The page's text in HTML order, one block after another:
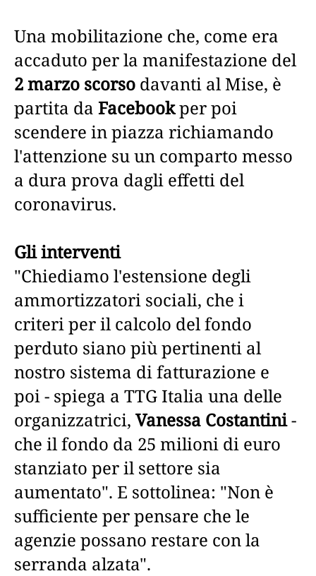
Una mobilitazione che, come era
accaduto per la manifestazione del
2 marzo scorso davanti al Mise, è
partita da Facebookper poi
scendere in piazza richiamando
l'attenzione su un comparto messo
a dura prova dagli effetti del
coronavirus.
Gli interventi
"Chiediamo l'estensione degli
ammortizzatori sociali, che i
criteri per il calcolo del fondo
perduto siano più pertinenti al
nostro sistema di fatturazione e
poi - spiega a TTG Italia una delle
organizzatrici, Vanessa Costantini-
che il fondo da 25 milioni di euro
stanziato per il settore sia
aumentato". E sottolinea: "Non è
sufficiente per pensare che le
agenzie possano restare con la
serranda alzata".